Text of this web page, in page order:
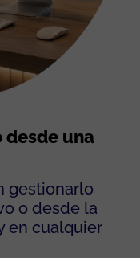
una
gestionarlo
o desde la
en cualquier